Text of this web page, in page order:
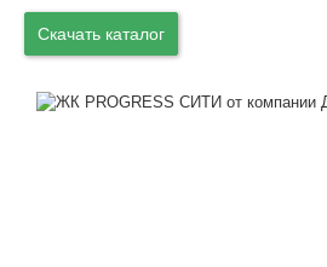
Скачать каталог